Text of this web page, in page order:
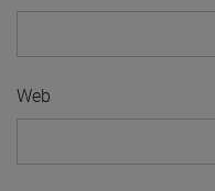
Web